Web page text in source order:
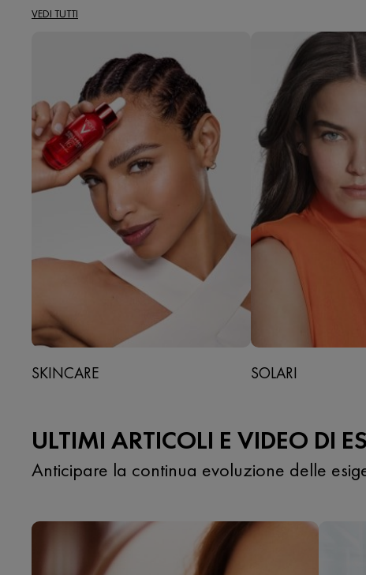
VEDI TUTTI
SKINCARE SOLARI
ULTIMI ARTICOLI E VIDEO DI
Anticipare la continua evoluzione delle